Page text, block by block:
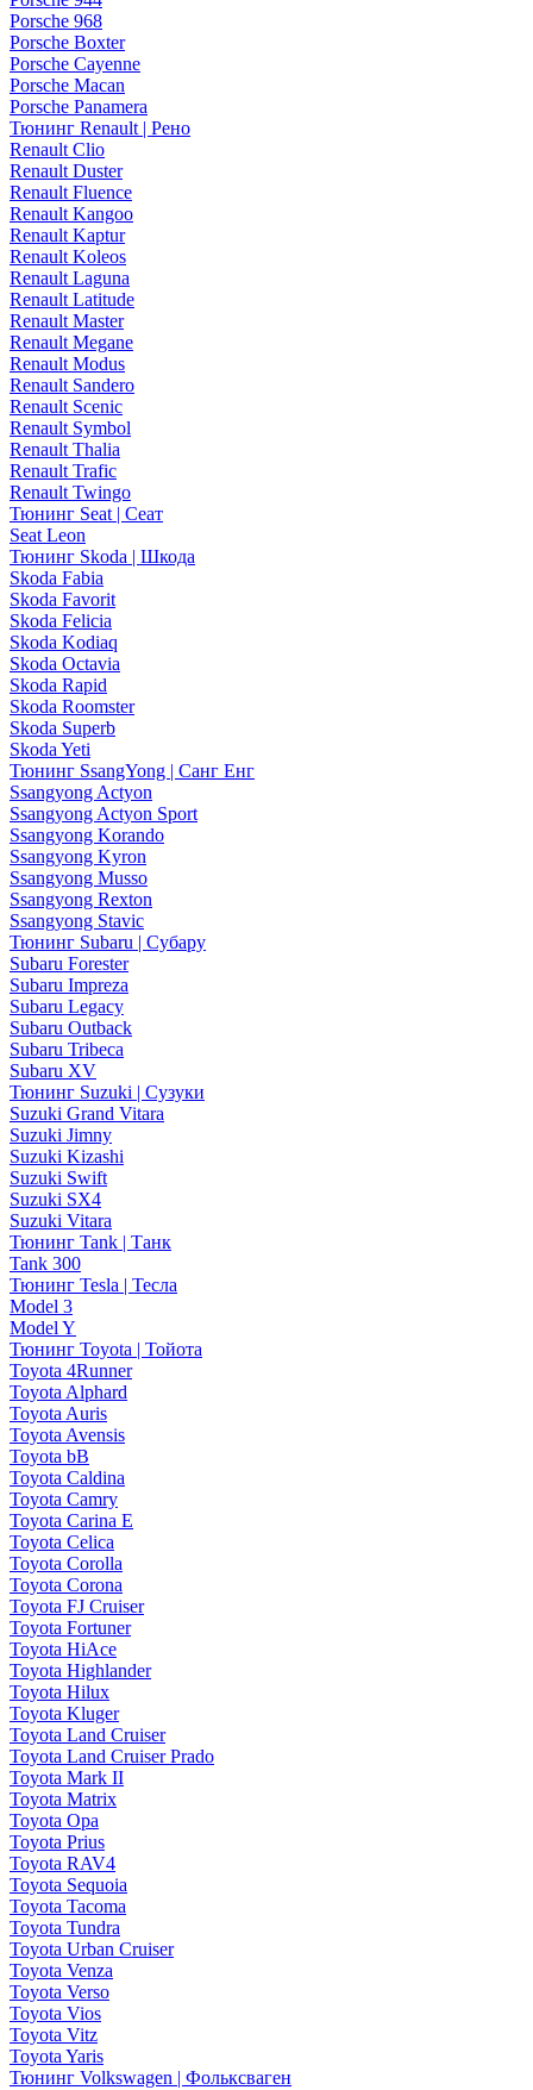
Porsche 968
Porsche Boxter
Porsche Cayenne
Porsche Macan
Porsche Panamera
Тюнинг Renault | Рено
Renault Clio
Renault Duster
Renault Fluence
Renault Kangoo
Renault Kaptur
Renault Koleos
Renault Laguna
Renault Latitude
Renault Master
Renault Megane
Renault Modus
Renault Sandero
Renault Scenic
Renault Symbol
Renault Thalia
Renault Trafic
Renault Twingo
Тюнинг Seat | Сеат
Seat Leon
Тюнинг Skoda | Шкода
Skoda Fabia
Skoda Favorit
Skoda Felicia
Skoda Kodiaq
Skoda Octavia
Skoda Rapid
Skoda Roomster
Skoda Superb
Skoda Yeti
Тюнинг SsangYong | Санг Енг
Ssangyong Actyon
Ssangyong Actyon Sport
Ssangyong Korando
Ssangyong Kyron
Ssangyong Musso
Ssangyong Rexton
Ssangyong Stavic
Тюнинг Subaru | Субару
Subaru Forester
Subaru Impreza
Subaru Legacy
Subaru Outback
Subaru Tribeca
Subaru XV
Тюнинг Suzuki | Сузуки
Suzuki Grand Vitara
Suzuki Jimny
Suzuki Kizashi
Suzuki Swift
Suzuki SX4
Suzuki Vitara
Тюнинг Tank | Танк
Tank 300
Тюнинг Tesla | Тесла
Model 3
Model Y
Тюнинг Toyota | Тойота
Toyota 4Runner
Toyota Alphard
Toyota Auris
Toyota Avensis
Toyota bB
Toyota Caldina
Toyota Camry
Toyota Carina E
Toyota Celica
Toyota Corolla
Toyota Corona
Toyota FJ Cruiser
Toyota Fortuner
Toyota HiAce
Toyota Highlander
Toyota Hilux
Toyota Kluger
Toyota Land Cruiser
Toyota Land Cruiser Prado
Toyota Mark II
Toyota Matrix
Toyota Opa
Toyota Prius
Toyota RAV4
Toyota Sequoia
Toyota Tacoma
Toyota Tundra
Toyota Urban Cruiser
Toyota Venza
Toyota Verso
Toyota Vios
Toyota Vitz
Toyota Yaris
Тюнинг Volkswagen | Фольксваген